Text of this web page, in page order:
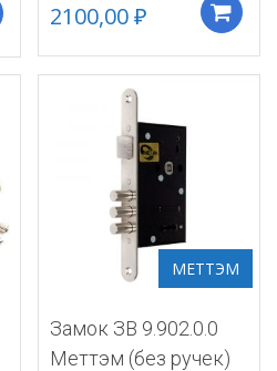
Добавить в корзину
2100,00₽
МЕТТЭМ
Замок ЗВ 9.902.0.0
Меттэм (без ручек)